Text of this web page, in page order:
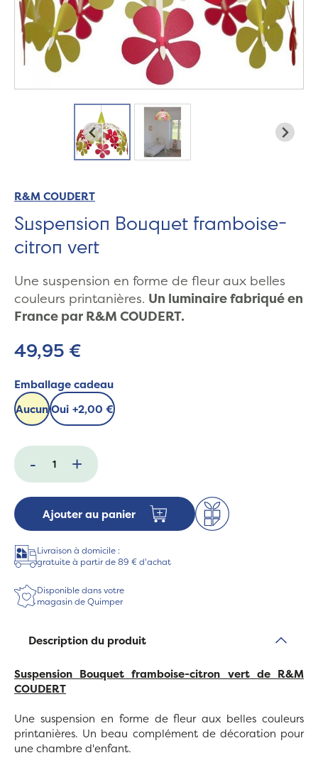
R&M COUDERT
Suspension Bouquet framboise-
citron vert
Une suspension en forme de fleur aux belles
couleurs printanières. Un luminaire fabriqué en
France par R&M COUDERT.
49,95 €
Emballage cadeau
AucunOui +2,00 €
- +
Ajouter au panier
Livraison à domicile :
gratuite à partir de 89 € d'achat
Disponible dans votre
magasin de Quimper
Description du produit
Suspension Bouquet framboise-citron vert de R&M
COUDERT
Une suspension en forme de fleur aux belles couleurs
printanières. Un beau complément de décoration pour
une chambre d'enfant.